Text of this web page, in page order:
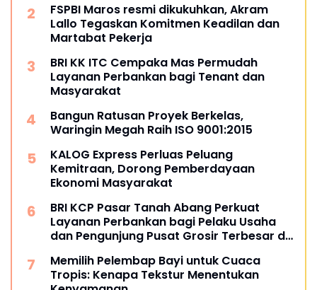
FSPBI Maros resmi dikukuhkan, Akram
Lallo Tegaskan Komitmen Keadilan dan
Martabat Pekerja
BRI KK ITC Cempaka Mas Permudah
Layanan Perbankan bagi Tenant dan
Masyarakat
Bangun Ratusan Proyek Berkelas,
Waringin Megah Raih ISO 9001:2015
KALOG Express Perluas Peluang
Kemitraan, Dorong Pemberdayaan
Ekonomi Masyarakat
BRI KCP Pasar Tanah Abang Perkuat
Layanan Perbankan bagi Pelaku Usaha
dan Pengunjung Pusat Grosir Terbesar di
Memilih Pelembap Bayi untuk Cuaca
Tropis: Kenapa Tekstur Menentukan